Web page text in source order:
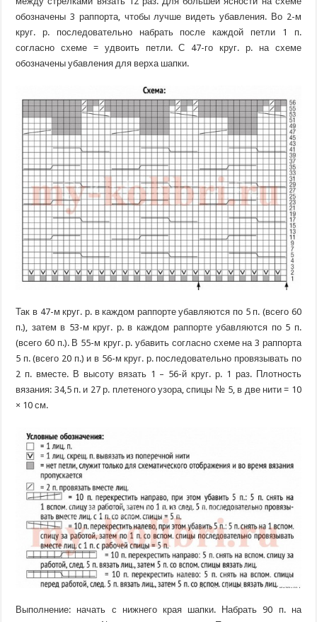
обозначены 3 раппорта, чтобы лучше видеть убавления. Во 2-м
круг. р. последовательно набрать после каждой петли 1 п.
согласно схеме = удвоить петли. С 47-го круг. р. на схеме
обозначены убавления для верха шапки.
Так в 47-м круг. р. в каждом раппорте убавляются по 5 п. (всего 60
п.), затем в 53-м круг. р. в каждом раппорте убавляются по 5 п.
(всего 60 п.). В 55-м круг. р. убавить согласно схеме на 3 раппорта
5 п. (всего 20 п.) и в 56-м круг. р. последовательно провязывать по
2 п. вместе. В высоту вязать 1 – 56-й круг. р. 1 раз. Плотность
вязания: 34,5 п. и 27 р. плетеного узора, спицы № 5, в две нити = 10
× 10 см.
Выполнение: начать с нижнего края шапки. Набрать 90 п. на